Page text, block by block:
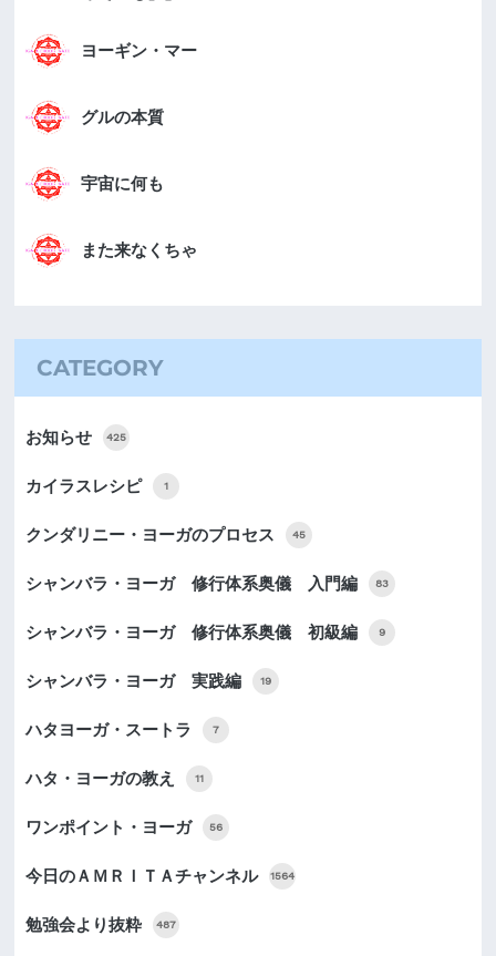
ヨーギン・マー
グルの本質
宇宙に何も
また来なくちゃ
CATEGORY
お知らせ 425
カイラスレシピ 1
クンダリニー・ヨーガのプロセス 45
シャンバラ・ヨーガ 修行体系奥儀 入門編 83
シャンバラ・ヨーガ 修行体系奥儀 初級編 9
シャンバラ・ヨーガ 実践編 19
ハタヨーガ・スートラ 7
ハタ・ヨーガの教え 11
ワンポイント・ヨーガ 56
今日のＡＭＲＩＴＡチャンネル 1564
勉強会より抜粋 487